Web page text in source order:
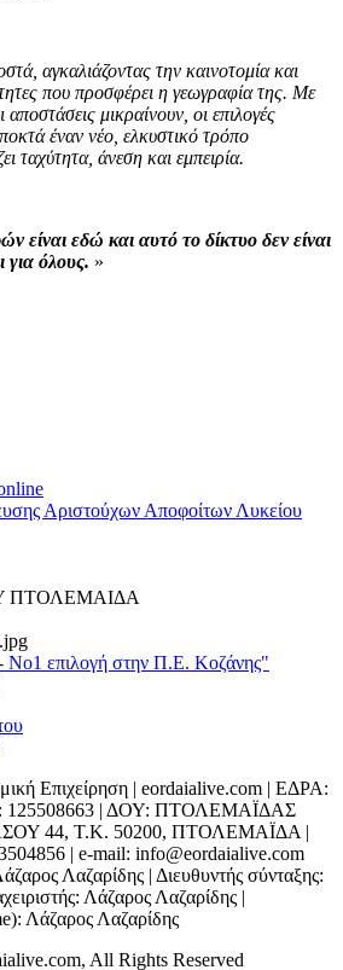
αγκαλιάζοντας την καινοτομία και
που προσφέρει η γεωγραφία της. Με
μικραίνουν, οι επιλογές
έναν νέο, ελκυστικό τρόπο
ταχύτητα, άνεση και εμπειρία.
είναι εδώ και αυτό το δίκτυο δεν είναι
για όλους. »
Επιχείρηση | eordaialive.com | ΕΔΡΑ:
| ΔΟΥ: ΠΤΟΛΕΜΑΪΔΑΣ
44, Τ.Κ. 50200, ΠΤΟΛΕΜΑΪΔΑ |
| e-mail: info@eordaialive.com
Λαζαρίδης | Διευθυντής σύνταξης:
Λάζαρος Λαζαρίδης |
Λάζαρος Λαζαρίδης
All Rights Reserved